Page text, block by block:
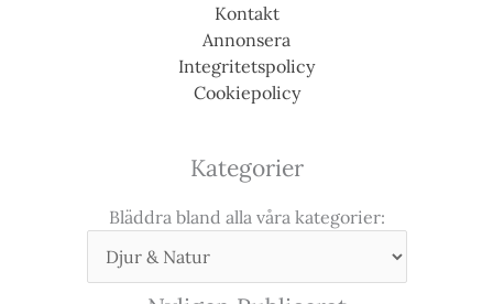
Kontakt
Annonsera
Integritetspolicy
Cookiepolicy
Kategorier
Bläddra bland alla våra kategorier: